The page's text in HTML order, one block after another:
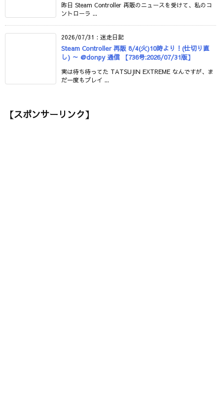
昨日 Steam Controller 再販のニュースを受けて、私のコ
ントローラ ...
2026/07/31 : 迷走日記
Steam Controller 再販 8/4(火)10時より！(仕切り直
し) ～ @donpy 通信 【736号:2026/07/31版】
実は待ち待ってた TATSUJIN EXTREME なんですが、ま
だ一度もプレイ ...
【スポンサーリンク】